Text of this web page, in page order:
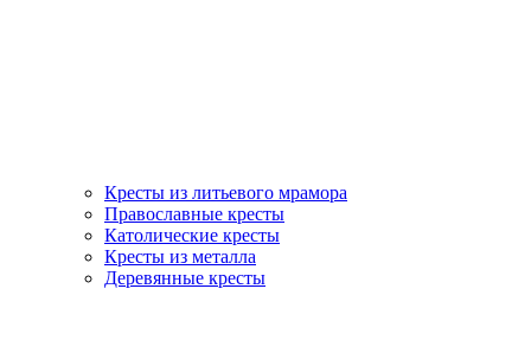
Кресты из литьевого мрамора
Православные кресты
Католические кресты
Кресты из металла
Деревянные кресты